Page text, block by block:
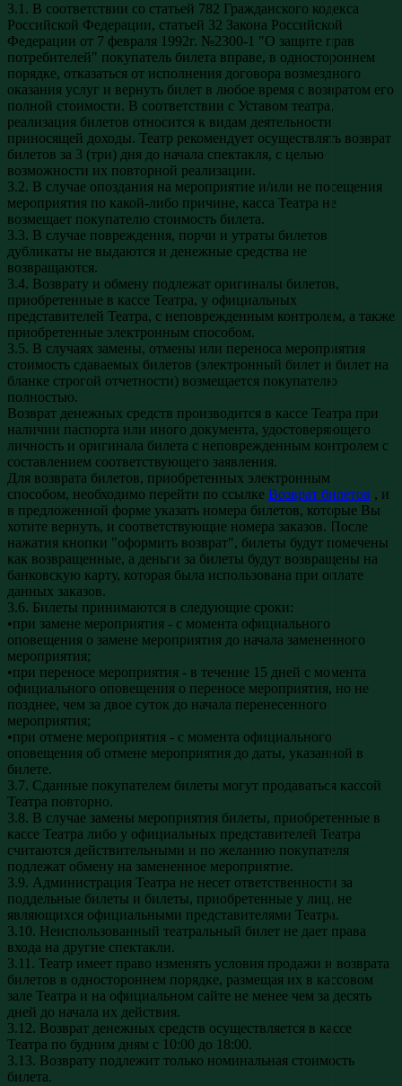
3.1. В соответствии со статьей 782 Гражданского кодекса
Российской Федерации, статьей 32 Закона Российской
Федерации от 7 февраля 1992г. №2300-1 "О защите прав
потребителей" покупатель билета вправе, в одностороннем
порядке, отказаться от исполнения договора возмездного
оказания услуг и вернуть билет в любое время с возвратом его
полной стоимости. В соответствии с Уставом театра,
реализация билетов относится к видам деятельности
приносящей доходы. Театр рекомендует осуществлять возврат
билетов за 3 (три) дня до начала спектакля, с целью
возможности их повторной реализации.
3.2. В случае опоздания на мероприятие и/или не посещения
мероприятия по какой-либо причине, касса Театра не
возмещает покупателю стоимость билета.
3.3. В случае повреждения, порчи и утраты билетов
дубликаты не выдаются и денежные средства не
возвращаются.
3.4. Возврату и обмену подлежат оригиналы билетов,
приобретенные в кассе Театра, у официальных
представителей Театра, с неповрежденным контролем, а также
приобретенные электронным способом.
3.5. В случаях замены, отмены или переноса мероприятия
стоимость сдаваемых билетов (электронный билет и билет на
бланке строгой отчетности) возмещается покупателю
полностью.
Возврат денежных средств производится в кассе Театра при
наличии паспорта или иного документа, удостоверяющего
личность и оригинала билета с неповрежденным контролем с
составлением соответствующего заявления.
Для возврата билетов, приобретенных электронным
способом, необходимо перейти по ссылке Возврат билетов , и
в предложенной форме указать номера билетов, которые Вы
хотите вернуть, и соответствующие номера заказов. После
нажатия кнопки "оформить возврат", билеты будут помечены
как возвращенные, а деньги за билеты будут возвращены на
банковскую карту, которая была использована при оплате
данных заказов.
3.6. Билеты принимаются в следующие сроки:
•при замене мероприятия - с момента официального
оповещения о замене мероприятия до начала замененного
мероприятия;
•при переносе мероприятия - в течение 15 дней с момента
официального оповещения о переносе мероприятия, но не
позднее, чем за двое суток до начала перенесенного
мероприятия;
•при отмене мероприятия - с момента официального
оповещения об отмене мероприятия до даты, указанной в
билете.
3.7. Сданные покупателем билеты могут продаваться кассой
Театра повторно.
3.8. В случае замены мероприятия билеты, приобретенные в
кассе Театра либо у официальных представителей Театра
считаются действительными и по желанию покупателя
подлежат обмену на замененное мероприятие.
3.9. Администрация Театра не несет ответственности за
поддельные билеты и билеты, приобретенные у лиц, не
являющихся официальными представителями Театра.
3.10. Неиспользованный театральный билет не дает права
входа на другие спектакли.
3.11. Театр имеет право изменять условия продажи и возврата
билетов в одностороннем порядке, размещая их в кассовом
зале Театра и на официальном сайте не менее чем за десять
дней до начала их действия.
3.12. Возврат денежных средств осуществляется в кассе
Театра по будним дням с 10:00 до 18:00.
3.13. Возврату подлежит только номинальная стоимость
билета.